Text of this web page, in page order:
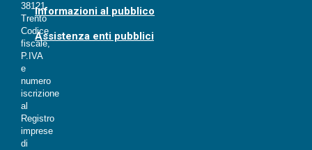
38121
Trento
Codice
fiscale,
P.IVA
e
numero
iscrizione
al
Registro
imprese
di
Informazioni al pubblico
Assistenza enti pubblici